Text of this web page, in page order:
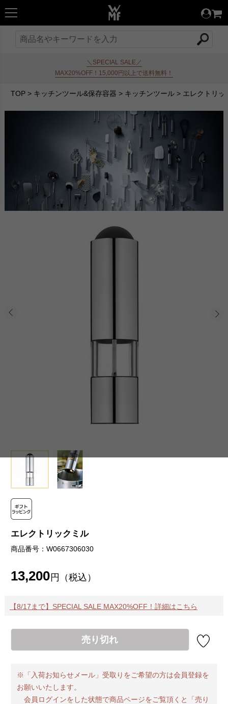
＼SPECIAL SALE／
MAX20%OFF！15,000円以上で送料無料！
TOP> キッチンツール&保存容器 > キッチンツール> エレクトリッ
エレクトリックミル
商品番号：W0667306030
13,200円（税込）
【8/17まで】SPECIAL SALE MAX20%OFF！詳細はこちら
売り切れ
※「入荷お知らせメール」受取りをご希望の方は会員登録を
お願いいたします。
会員ログインをした状態で商品ページをご覧頂くと「売り